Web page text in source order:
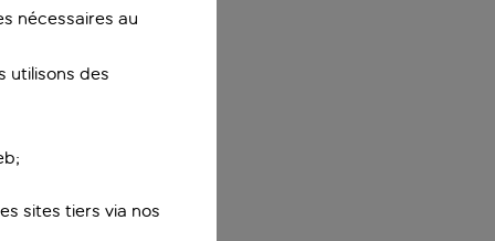
nécessaires au
utilisons des
sites tiers via nos